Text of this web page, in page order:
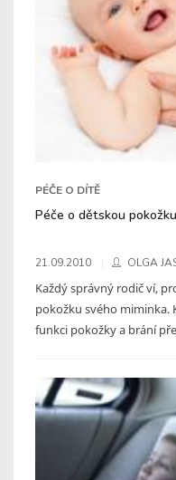
PÉČE O DÍTĚ
Péče o dětskou
21.09.2010 OLGA
Každý správný rodič ví,
pokožku svého miminka.
funkci pokožky a brání